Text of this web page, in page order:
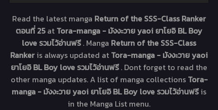
Read the latest manga Return of the SSS-Class Ranker
ตอนที่ 25at Tora-manga - มังงะวาย yaoi ยาโยอิ BL Boy
love รวมไว้อ่านฟรี. Manga Return of the SSS-Class
Ranker is always updated at Tora-manga - มังงะวาย yaoi
ยาโยอิ BL Boy love รวมไว้อ่านฟรี. Dont forget to read the
other manga updates. A list of manga collections Tora-
manga - มังงะวาย yaoi ยาโยอิ BL Boy love รวมไว้อ่านฟรีis
in the Manga List menu.